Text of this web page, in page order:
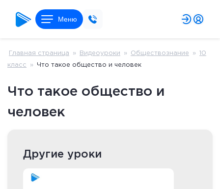
Меню
Главная страница » Видеоуроки » Обществознание » 10
класс » Что такое общество и человек
Что такое общество и
человек
Другие уроки